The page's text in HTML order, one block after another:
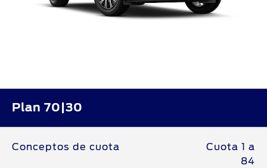
Plan 70|30
Conceptos de cuota
Cuota 1 a
84